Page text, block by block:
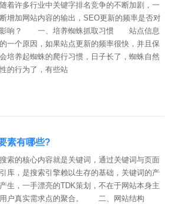
着许多行业中关键字排名竞争的不断加剧，一
增加网站内容的输出，SEO更新的频率是否对
影响？ 一、培养蜘蛛抓取习惯 站点信息
一个原因，如果站点更新的频率很快，并且保
培养起蜘蛛的爬行习惯，日子长了，蜘蛛自然
的行为了，有些站
素有哪些?
核心内容就是关键词，通过关键词与页面
库，是搜索引擎赖以生存的基础，关键词的产
生，一手漂亮的TDK策划，不在于网站本身主
用户真实需求点的聚合。 二、网站结构